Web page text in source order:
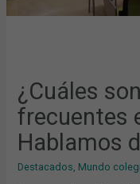
¿Cuáles
frecuentes
Hablamos
Destacados, Mundo